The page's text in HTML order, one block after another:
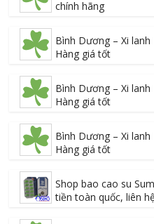
chính hãng
Bình Dương – Xi
Hàng giá tốt
Bình Dương – Xi
Hàng giá tốt
Bình Dương – Xi
Hàng giá tốt
Shop bao cao su
tiền toàn quốc, liên